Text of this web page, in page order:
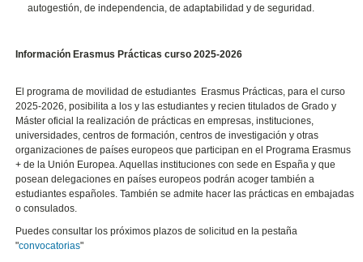
autogestión, de independencia, de adaptabilidad y de seguridad.
Información Erasmus Prácticas curso 2025-2026
El programa de movilidad de estudiantes Erasmus Prácticas, para el curso
2025-2026, posibilita a los y las estudiantes y recien titulados de Grado y
Máster oficial la realización de prácticas en empresas, instituciones,
universidades, centros de formación, centros de investigación y otras
organizaciones de países europeos que participan en el Programa Erasmus
+ de la Unión Europea. Aquellas instituciones con sede en España y que
posean delegaciones en países europeos podrán acoger también a
estudiantes españoles. También se admite hacer las prácticas en embajadas
o consulados.
Puedes consultar los próximos plazos de solicitud en la pestaña
"convocatorias"